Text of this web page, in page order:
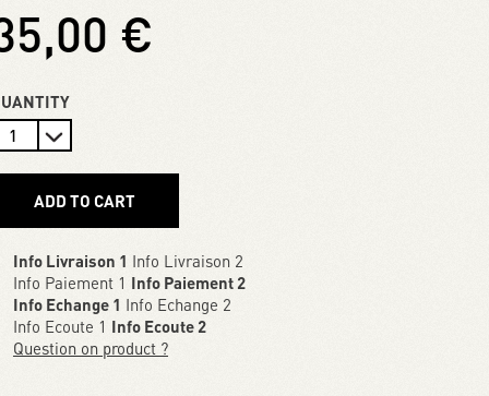
€
ADD TO CART
Info Livraison 1 Info Livraison 2
Info Paiement 1 Info Paiement 2
Info Echange 1 Info Echange 2
Info Ecoute 1 Info Ecoute 2
Question on product ?